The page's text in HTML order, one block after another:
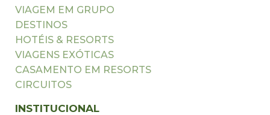
VIAGEM EM GRUPO
DESTINOS
HOTÉIS & RESORTS
VIAGENS EXÓTICAS
CASAMENTO EM RESORTS
CIRCUITOS
INSTITUCIONAL